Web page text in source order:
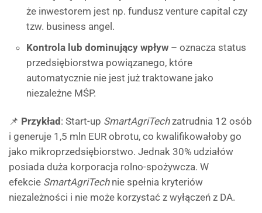
że inwestorem jest np. fundusz venture capital czy
tzw. business angel.
Kontrola lub dominujący wpływ – oznacza status
przedsiębiorstwa powiązanego, które
automatycznie nie jest już traktowane jako
niezależne MŚP.
📌 Przykład : Start-up SmartAgriTechzatrudnia 12 osób
i generuje 1,5 mln EUR obrotu, co kwalifikowałoby go
jako mikroprzedsiębiorstwo. Jednak 30% udziałów
posiada duża korporacja rolno-spożywcza. W
efekcie SmartAgriTechnie spełnia kryteriów
niezależności i nie może korzystać z wyłączeń z DA.